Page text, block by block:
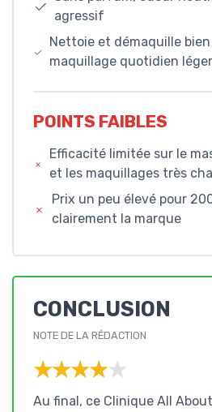
agressif
Nettoie et démaquille
maquillage quotidien
POINTS FAIBLES
Efficacité limitée sur le
et les maquillages très
Prix un peu élevé pour
clairement la marque
CONCLUSION
NOTE DE LA RÉDACTION
★★★★★
★★★★★
Au final, ce Clinique All